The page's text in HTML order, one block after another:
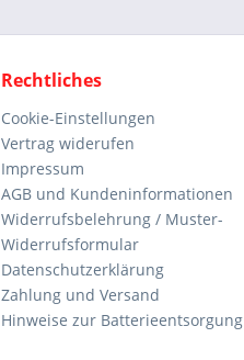
Rechtliches
Cookie-Einstellungen
Vertrag widerufen
Impressum
AGB und Kundeninformationen
Widerrufsbelehrung / Muster-
Widerrufsformular
Datenschutzerklärung
Zahlung und Versand
Hinweise zur Batterieentsorgung